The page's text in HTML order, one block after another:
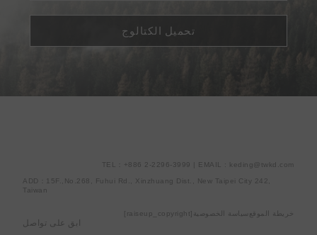
تحميل الكتالوج
ابق على تواصل
TEL：+886 2-2296-3999 | EMAIL : keding@twkd.com
ADD：15F.,No.268, Fuhui Rd., Xinzhuang Dist., New Taipei City 242,
Taiwan
خريطة الموقع سياسة الخصوصية [raiseup_copyright]